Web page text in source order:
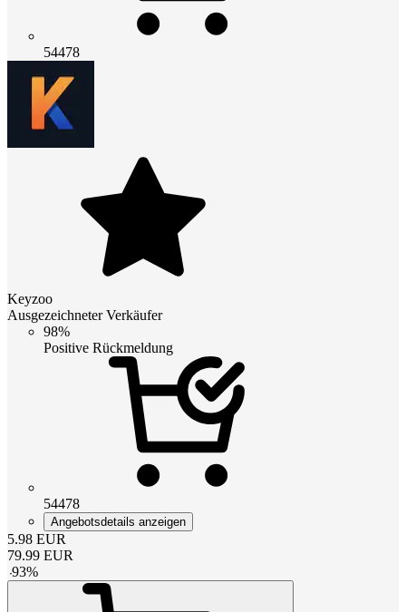
54478
Keyzoo
Ausgezeichneter Verkäufer
98%
Positive Rückmeldung
54478
Angebotsdetails anzeigen
5.98 EUR
79.99 EUR
-93%